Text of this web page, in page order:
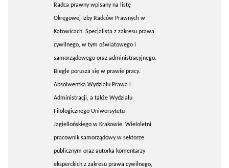
Radca prawny wpisany na listę
Okręgowej Izby Radców Prawnych w
Katowicach. Specjalista z zakresu prawa
cywilnego, w tym oświatowego i
samorządowego oraz administracyjnego.
Biegle porusza się w prawie pracy.
Absolwentka Wydziału Prawa i
Administracji, a także Wydziału
Filologicznego Uniwersytetu
Jagiellońskiego w Krakowie. Wieloletni
pracownik samorządowy w sektorze
publicznym oraz autorka komentarzy
eksperckich z zakresu prawa cywilnego,